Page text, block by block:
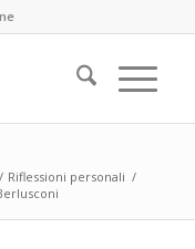
/ Riflessioni personali /